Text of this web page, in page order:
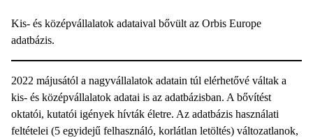
Kis- és középvállalatok adataival bővült az Orbis Europe
adatbázis.
2022 májusától a nagyvállalatok adatain túl elérhetővé váltak a
kis- és középvállalatok adatai is az adatbázisban. A bővítést
oktatói, kutatói igények hívták életre. Az adatbázis használati
feltételei (5 egyidejű felhasználó, korlátlan letöltés) változatlanok,